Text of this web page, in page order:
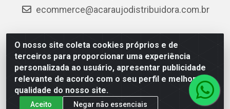
O nosso site coleta cookies próprios e de
terceiros para proporcionar uma experiência
personalizada ao usuário, apresentar publicidade
relevante de acordo com o seu perfil e melhorar a
qualidade do nosso site.
Aceito Negar não essenciais
ecommerce@acaraujodistribuidora.com.br
AC Araujo Distribuidora - Rua Carneiro de Campos, 42 -
São Cristóvão, Rio de Janeiro/RJ - CEP 20.920-410 -
CNPJ 08.744.753/0003-85